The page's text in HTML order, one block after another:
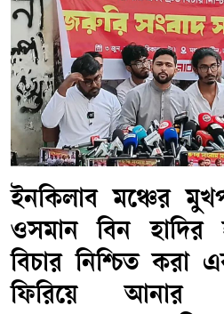
ইনকিলাব মঞ্চের
ওসমান বিন হাদির
বিচার নিশ্চিত করা
ফিরিয়ে আনার